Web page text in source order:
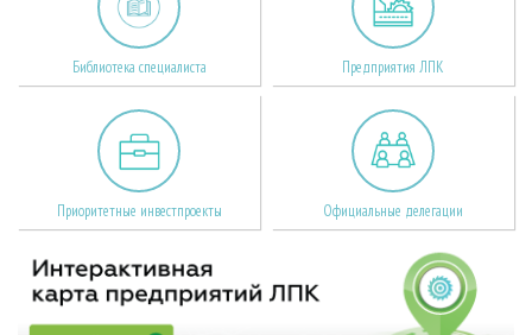
Библиотека специалиста Предприятия ЛПК
Приоритетные инвестпроекты Официальные делегации